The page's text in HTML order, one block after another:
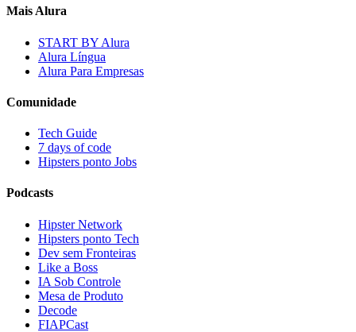
Mais Alura
START BY Alura
Alura Língua
Alura Para Empresas
Comunidade
Tech Guide
7 days of code
Hipsters ponto Jobs
Podcasts
Hipster Network
Hipsters ponto Tech
Dev sem Fronteiras
Like a Boss
IA Sob Controle
Mesa de Produto
Decode
FIAPCast